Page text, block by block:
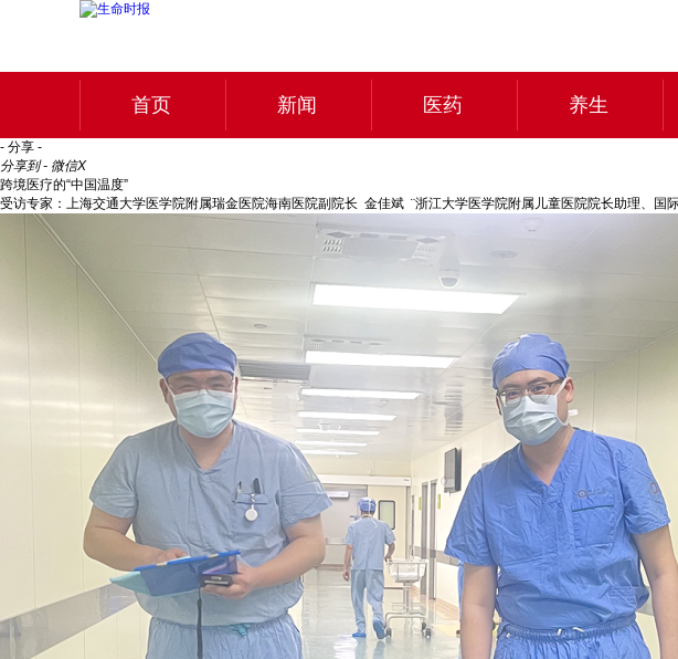
首页 新闻 医药 养生
- 分享 -
分享到 - 微信X
跨境医疗的“中国温度”
受访专家：上海交通大学医学院附属瑞金医院海南医院副院长 金佳斌 ¨浙江大学医学院附属儿童医院院长助理、国